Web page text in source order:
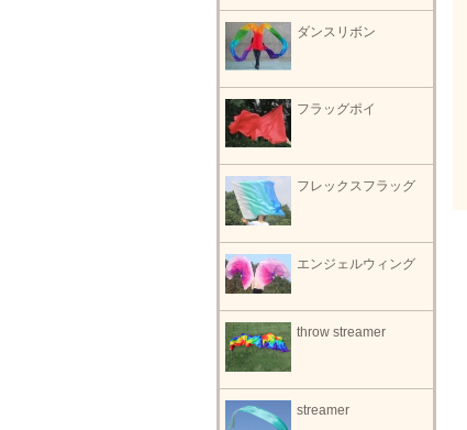
ダンスリボン
フラッグポイ
フレックスフラッグ
エンジェルウィング
throw streamer
streamer